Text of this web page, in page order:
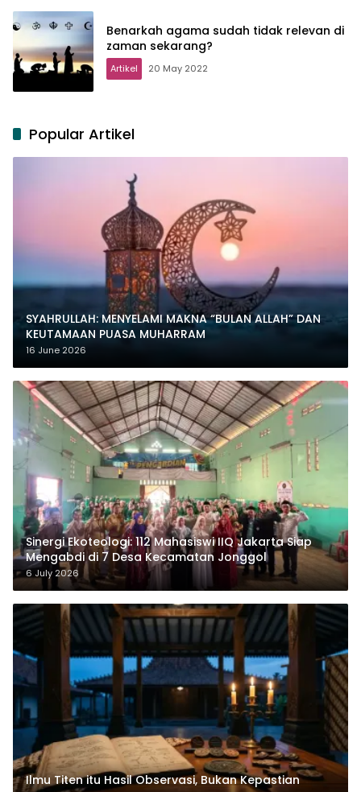
Benarkah agama sudah tidak relevan di
zaman sekarang?
Artikel 20 May 2022
Popular Artikel
SYAHRULLAH: MENYELAMI MAKNA “BULAN ALLAH” DAN
KEUTAMAAN PUASA MUHARRAM
16 June 2026
‎Sinergi Ekoteologi: 112 Mahasiswi IIQ Jakarta Siap
Mengabdi di 7 Desa Kecamatan Jonggol
6 July 2026
Ilmu Titen itu Hasil Observasi, Bukan Kepastian